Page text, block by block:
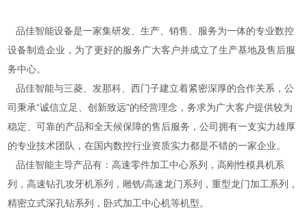
品佳智能设备是一家集研发、生产、销售、服务为一体的专业数控
设备制造企业，为了更好的服务广大客户并成立了生产基地及售后服
务中心。
品佳智能与三菱、发那科、西门子建立着紧密深厚的合作关系，公
司秉承“诚信立足、创新致远"的经营理念，务求为广大客户提供较为
稳定、可靠的产品和全天候保障的售后服务，公司拥有一支实力雄厚
的专业技术团队，在国内数控行业资质实力都是不错的一家企业。
品佳智能主导产品有：高速零件加工中心系列，高刚性模具机系
列，高速钻孔攻牙机系列，雕铣/高速龙门系列，重型龙门加工系列，
精密立式深孔钻系列，卧式加工中心机等机型。